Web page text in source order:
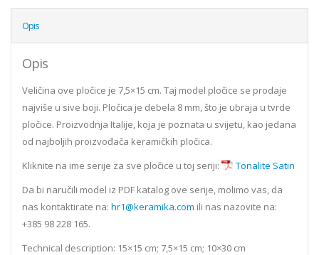
Opis
Opis
Veličina ove pločice je 7,5×15 cm. Taj model pločice se prodaje
najviše u sive boji. Pločica je debela 8 mm, što je ubraja u tvrde
pločice. Proizvodnja Italije, koja je poznata u svijetu, kao jedana
od najboljih proizvođača keramičkih pločica.
Kliknite na ime serije za sve pločice u toj seriji:
Tonalite Satin
Da bi naručili model iz PDF katalog ove serije, molimo vas, da
nas kontaktirate na: hr1@keramika.com ili nas nazovite na:
+385 98 228 165.
Technical description: 15×15 cm; 7,5×15 cm; 10×30 cm